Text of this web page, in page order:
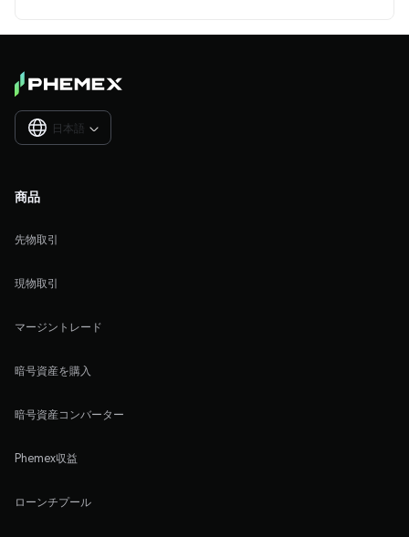
日本語 
商品
先物取引
現物取引
マージントレード
暗号資産を購入
暗号資産コンバーター
Phemex収益
ローンチプール